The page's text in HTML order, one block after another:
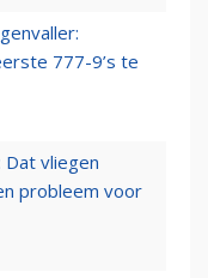
777-9’s te
Dat vliegen
probleem voor